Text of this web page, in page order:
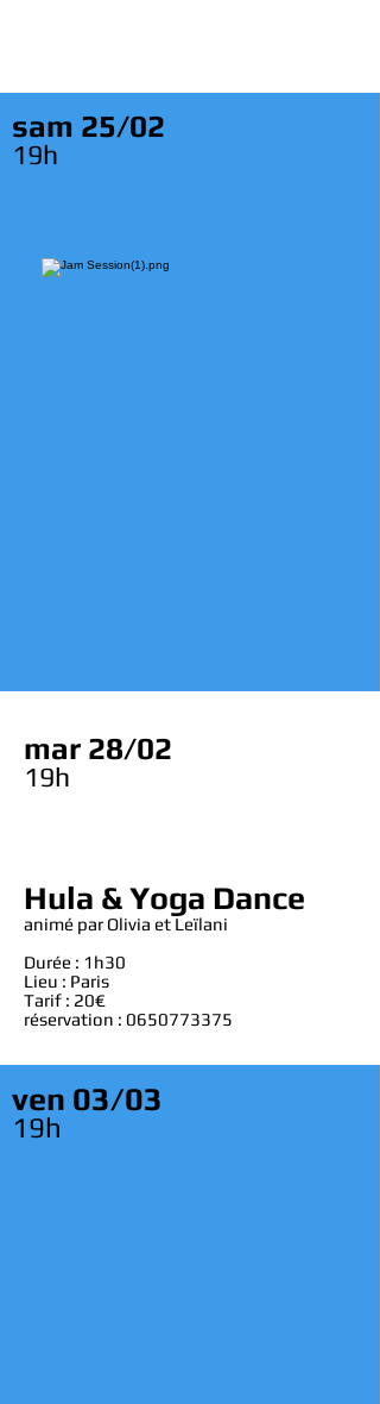
sam 25/02
19h
mar 28/02
19h
Hula & Yoga Dance
animé par Olivia et Leïlani
Durée : 1h30
Lieu : Paris
Tarif : 20€
réservation : 0650773375
ven 03/03
19h